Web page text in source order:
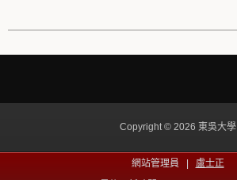
Copyright © 2026 東吳大學
網站管理員 | 盧士正